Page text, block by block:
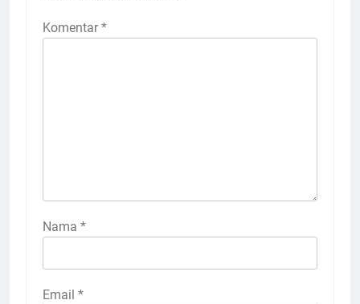
Komentar *
Nama *
Email *